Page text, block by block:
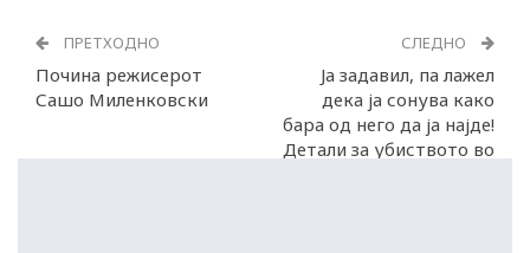
ПРЕТХОДНО
Почина режисерот
Сашо Миленковски
СЛЕДНО
Ја задавил, па лажел
дека ја сонува како
бара од него да ја најде!
Детали за убиството во